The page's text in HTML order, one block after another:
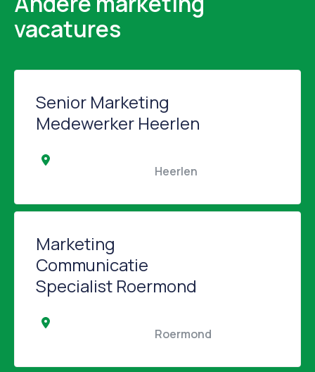
vacatures
Senior Marketing
Medewerker Heerlen
Marketing
Communicatie
Specialist Roermond